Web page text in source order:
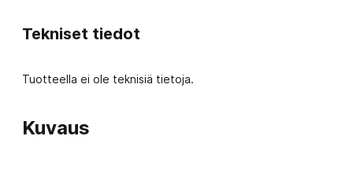
määrä
Kuvaus
Tekniset tiedot
Tuotteella ei ole teknisiä tietoja.